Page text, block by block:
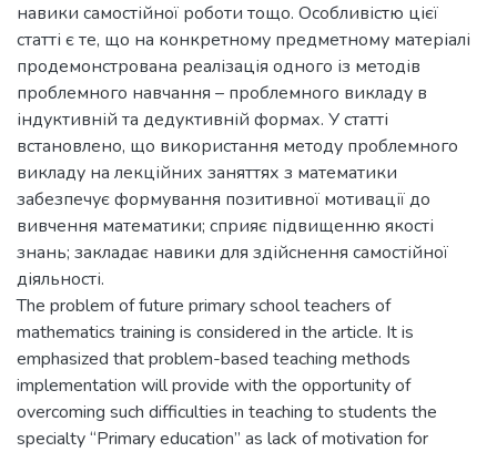
навики самостійної роботи тощо. Особливістю цієї
статті є те, що на конкретному предметному матеріалі
продемонстрована реалізація одного із методів
проблемного навчання – проблемного викладу в
індуктивній та дедуктивній формах. У статті
встановлено, що використання методу проблемного
викладу на лекційних заняттях з математики
забезпечує формування позитивної мотивації до
вивчення математики; сприяє підвищенню якості
знань; закладає навики для здійснення самостійної
діяльності.
The problem of future primary school teachers of
mathematics training is considered in the article. It is
emphasized that problem-based teaching methods
implementation will provide with the opportunity of
overcoming such difficulties in teaching to students the
specialty “Primary education” as lack of motivation for